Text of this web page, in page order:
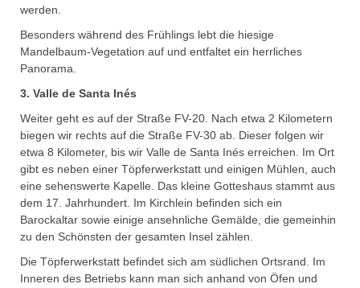
werden.
Besonders während des Frühlings lebt die hiesige
Mandelbaum-Vegetation auf und entfaltet ein herrliches
Panorama.
3. Valle de Santa Inés
Weiter geht es auf der Straße FV-20. Nach etwa 2 Kilometern
biegen wir rechts auf die Straße FV-30 ab. Dieser folgen wir
etwa 8 Kilometer, bis wir Valle de Santa Inés erreichen. Im Ort
gibt es neben einer Töpferwerkstatt und einigen Mühlen, auch
eine sehenswerte Kapelle. Das kleine Gotteshaus stammt aus
dem 17. Jahrhundert. Im Kirchlein befinden sich ein
Barockaltar sowie einige ansehnliche Gemälde, die gemeinhin
zu den Schönsten der gesamten Insel zählen.
Die Töpferwerkstatt befindet sich am südlichen Ortsrand. Im
Inneren des Betriebs kann man sich anhand von Öfen und